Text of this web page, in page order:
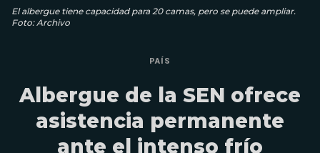
El albergue tiene capacidad para 20 camas, pero se puede ampliar.
Foto: Archivo
PAÍS
Albergue de la SEN ofrece
asistencia permanente
ante el intenso frío